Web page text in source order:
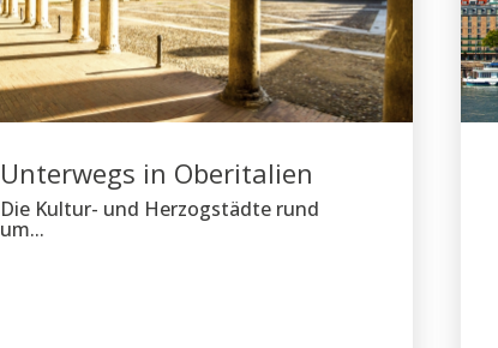
Unterwegs in Oberitalien
Die Kultur- und Herzogstädte rund
um...